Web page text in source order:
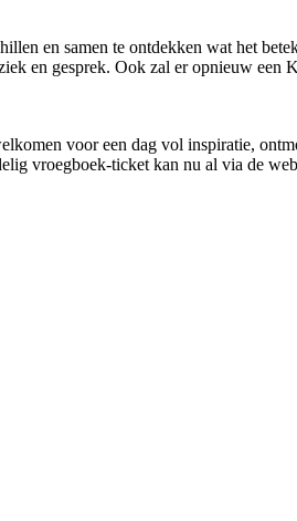
en samen te ontdekken wat het
en gesprek. Ook zal er opnieuw
voor een dag vol inspiratie,
vroegboek-ticket kan nu al via de